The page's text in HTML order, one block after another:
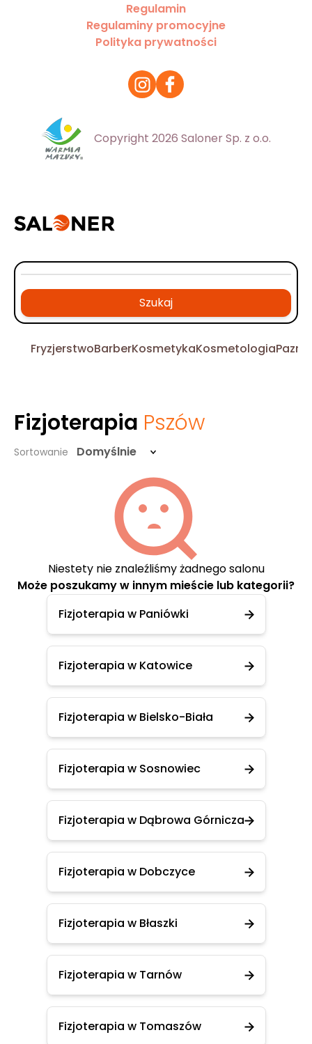
Regulamin
Regulaminy promocyjne
Polityka prywatności
Copyright 2026 Saloner Sp. z o.o.
Szukaj
FryzjerstwoBarberKosmetykaKosmetologia
Fizjoterapia Pszów
Sortowanie Domyślnie
Niestety nie znaleźliśmy żadnego salonu
Może poszukamy w innym mieście lub kategorii?
Fizjoterapia w Paniówki
Fizjoterapia w Katowice
Fizjoterapia w Bielsko-Biała
Fizjoterapia w Sosnowiec
Fizjoterapia w Dąbrowa Górnicza
Fizjoterapia w Dobczyce
Fizjoterapia w Błaszki
Fizjoterapia w Tarnów
Fizjoterapia w Tomaszów